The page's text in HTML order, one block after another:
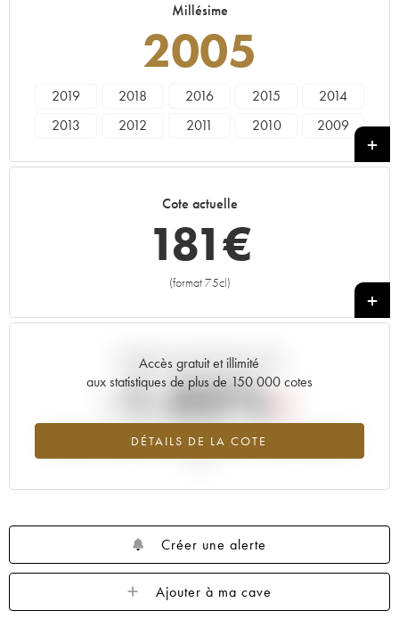
Millésime
2005
2019 2018 2016 2015
2014
2013
2012 2011 2010
2009
Cote actuelle
181€
(format 75cl)
+
Accès gratuit et illimité
aux statistiques de plus de 150 000 cotes
DÉTAILS DE LA COTE
Tendance actuelle de la cote
-1.05%
Tendance à la baisse du millésime 2005 en 2026 par rapport à
Créer une alerte
Ajouter à ma cave